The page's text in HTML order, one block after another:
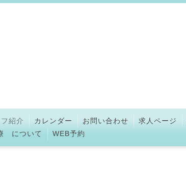
紹介 カレンダー お問い合わせ 求人ページ
について WEB予約